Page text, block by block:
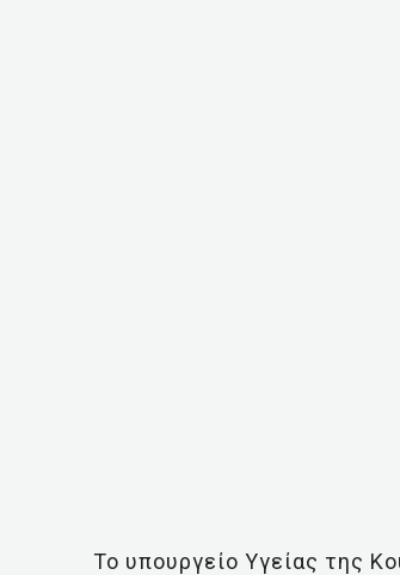
Το υπουργείο Υγείας της